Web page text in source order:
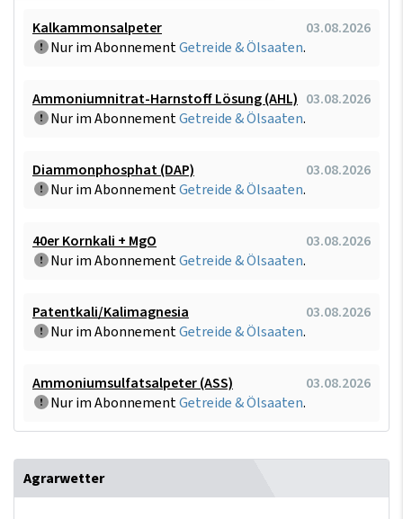
Kalkammonsalpeter
03.08.2026
Nur im AbonnementGetreide & Ölsaaten.
Ammoniumnitrat-Harnstoff Lösung (AHL) 03.08.2026
Nur im AbonnementGetreide & Ölsaaten.
Diammonphosphat (DAP)
03.08.2026
Nur im AbonnementGetreide & Ölsaaten.
40er Kornkali + MgO
03.08.2026
Nur im AbonnementGetreide & Ölsaaten.
Patentkali/Kalimagnesia
03.08.2026
Nur im AbonnementGetreide & Ölsaaten.
Ammoniumsulfatsalpeter (ASS)
03.08.2026
Nur im AbonnementGetreide & Ölsaaten.
Agrarwetter